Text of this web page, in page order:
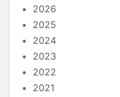
2026
2025
2024
2023
2022
2021